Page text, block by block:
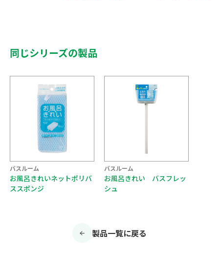
同じシリーズの製品
バスルーム
お風呂きれいネットポリバ
ススポンジ
バスルーム
お風呂きれい バスフレッ
シュ
製品一覧に戻る